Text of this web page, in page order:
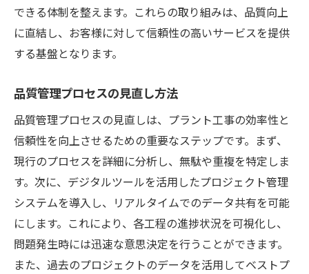
できる体制を整えます。これらの取り組みは、品質向上
に直結し、お客様に対して信頼性の高いサービスを提供
する基盤となります。
品質管理プロセスの見直し方法
品質管理プロセスの見直しは、プラント工事の効率性と
信頼性を向上させるための重要なステップです。まず、
現行のプロセスを詳細に分析し、無駄や重複を特定しま
す。次に、デジタルツールを活用したプロジェクト管理
システムを導入し、リアルタイムでのデータ共有を可能
にします。これにより、各工程の進捗状況を可視化し、
問題発生時には迅速な意思決定を行うことができます。
また、過去のプロジェクトのデータを活用してベストプ